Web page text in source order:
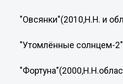
"Овсянки"(2010,Н.Н. и
"Утомлённые солнцем-